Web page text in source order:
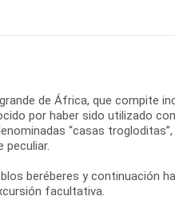
de África, que compite
por haber sido utilizado
“casas
peculiar.
beréberes y continuación
facultativa.